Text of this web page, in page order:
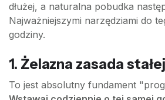
dłużej, a naturalna pobudka
Najważniejszymi narzędziami do
godziny.
1. Żelazna zasada
To jest absolutny fundament